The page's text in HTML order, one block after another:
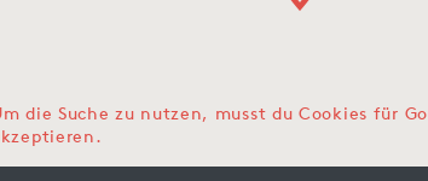
die Suche zu nutzen, musst du Cookies für